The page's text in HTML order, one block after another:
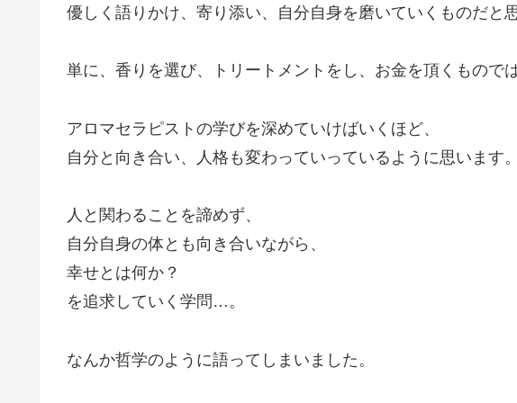
優しく語りかけ、寄り添い、自分自身を磨いていくものだと
単に、香りを選び、トリートメントをし、お金を頂くものでは
アロマセラピストの学びを深めていけばいくほど、
自分と向き合い、人格も変わっていっているように思います。
人と関わることを諦めず、
自分自身の体とも向き合いながら、
幸せとは何か？
を追求していく学問…。
なんか哲学のように語ってしまいました。